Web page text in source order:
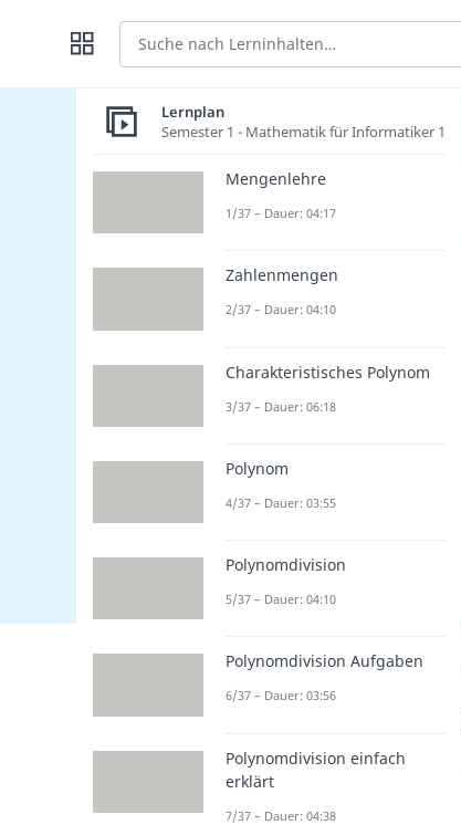
Suche
Lernplan
Semester 1 - Mathematik für Informatiker 1
Mengenlehre
1/37 – Dauer: 04:17
Zahlenmengen
2/37 – Dauer: 04:10
Charakteristisches Polynom
3/37 – Dauer: 06:18
Polynom
4/37 – Dauer: 03:55
Polynomdivision
5/37 – Dauer: 04:10
Polynomdivision Aufgaben
6/37 – Dauer: 03:56
Polynomdivision einfach
erklärt
7/37 – Dauer: 04:38